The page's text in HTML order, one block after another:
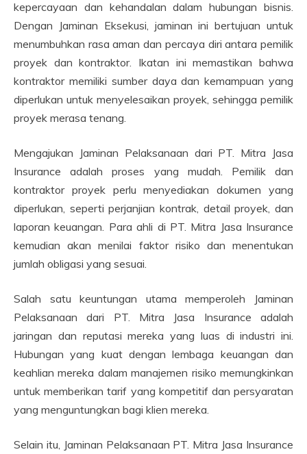
kepercayaan dan kehandalan dalam hubungan bisnis.
Dengan Jaminan Eksekusi, jaminan ini bertujuan untuk
menumbuhkan rasa aman dan percaya diri antara pemilik
proyek dan kontraktor. Ikatan ini memastikan bahwa
kontraktor memiliki sumber daya dan kemampuan yang
diperlukan untuk menyelesaikan proyek, sehingga pemilik
proyek merasa tenang.
Mengajukan Jaminan Pelaksanaan dari PT. Mitra Jasa
Insurance adalah proses yang mudah. Pemilik dan
kontraktor proyek perlu menyediakan dokumen yang
diperlukan, seperti perjanjian kontrak, detail proyek, dan
laporan keuangan. Para ahli di PT. Mitra Jasa Insurance
kemudian akan menilai faktor risiko dan menentukan
jumlah obligasi yang sesuai.
Salah satu keuntungan utama memperoleh Jaminan
Pelaksanaan dari PT. Mitra Jasa Insurance adalah
jaringan dan reputasi mereka yang luas di industri ini.
Hubungan yang kuat dengan lembaga keuangan dan
keahlian mereka dalam manajemen risiko memungkinkan
untuk memberikan tarif yang kompetitif dan persyaratan
yang menguntungkan bagi klien mereka.
Selain itu, Jaminan Pelaksanaan PT. Mitra Jasa Insurance